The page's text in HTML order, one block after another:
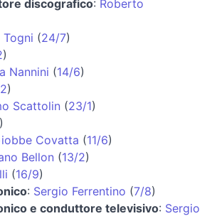
discografico: Roberto
Togni (24/7)
)
Nannini (14/6)
)
Scattolin (23/1)
)
Covatta (11/6)
Bellon (13/2)
(16/9)
: Sergio Ferrentino (7/8)
e conduttore televisivo: Sergio